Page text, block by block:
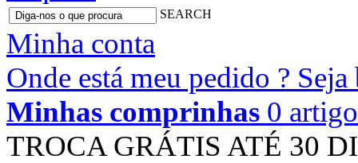
SEARCH
Minha conta
Onde está meu pedido ?
Minhas comprinhas 0
TROCA GRÁTIS ATÉ 30